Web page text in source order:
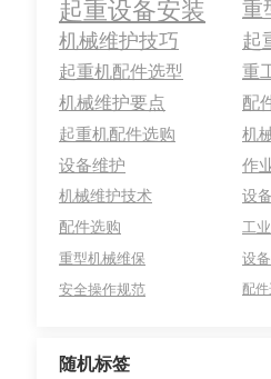
起重设备安装
重
机械维护技巧
起
起重机配件选型
重
机械维护要点
配
起重机配件选购
机
设备维护
作
机械维护技术
设
配件选购
工
重型机械维保
设
安全操作规范
配
随机标签